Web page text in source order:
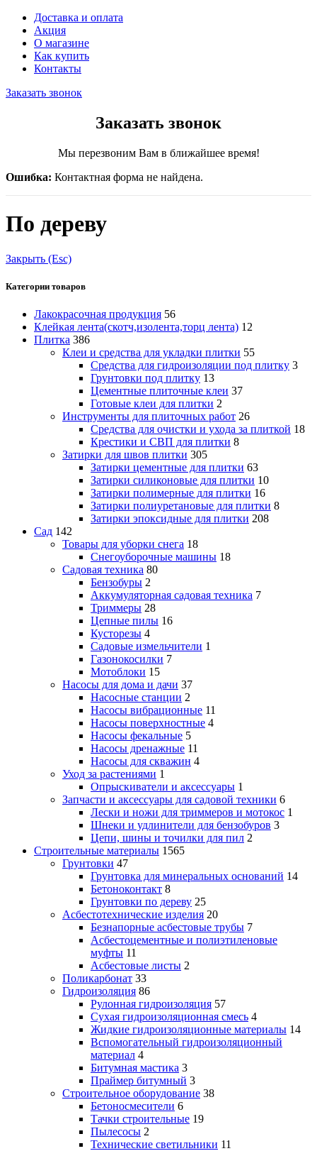
Доставка и оплата
Акция
О магазине
Как купить
Контакты
Заказать звонок
Заказать звонок
Мы перезвоним Вам в ближайшее время!
Ошибка: Контактная форма не найдена.
По дереву
Закрыть (Esc)
Категории товаров
Лакокрасочная продукция 56
Клейкая лента(скотч,изолента,торц лента) 12
Плитка 386
Клеи и средства для укладки плитки 55
Средства для гидроизоляции под плитку 3
Грунтовки под плитку 13
Цементные плиточные клеи 37
Готовые клеи для плитки 2
Инструменты для плиточных работ 26
Средства для очистки и ухода за плиткой 18
Крестики и СВП для плитки 8
Затирки для швов плитки 305
Затирки цементные для плитки 63
Затирки силиконовые для плитки 10
Затирки полимерные для плитки 16
Затирки полиуретановые для плитки 8
Затирки эпоксидные для плитки 208
Сад 142
Товары для уборки снега 18
Снегоуборочные машины 18
Садовая техника 80
Бензобуры 2
Аккумуляторная садовая техника 7
Триммеры 28
Цепные пилы 16
Кусторезы 4
Садовые измельчители 1
Газонокосилки 7
Мотоблоки 15
Насосы для дома и дачи 37
Насосные станции 2
Насосы вибрационные 11
Насосы поверхностные 4
Насосы фекальные 5
Насосы дренажные 11
Насосы для скважин 4
Уход за растениями 1
Опрыскиватели и аксессуары 1
Запчасти и аксессуары для садовой техники 6
Лески и ножи для триммеров и мотокос 1
Шнеки и удлинители для бензобуров 3
Цепи, шины и точилки для пил 2
Строительные материалы 1565
Грунтовки 47
Грунтовка для минеральных оснований 14
Бетоноконтакт 8
Грунтовки по дереву 25
Асбестотехнические изделия 20
Безнапорные асбестовые трубы 7
Асбестоцементные и полиэтиленовые
муфты 11
Асбестовые листы 2
Поликарбонат 33
Гидроизоляция 86
Рулонная гидроизоляция 57
Сухая гидроизоляционная смесь 4
Жидкие гидроизоляционные материалы 14
Вспомогательный гидроизоляционный
материал 4
Битумная мастика 3
Праймер битумный 3
Строительное оборудование 38
Бетоносмесители 6
Тачки строительные 19
Пылесосы 2
Технические светильники 11